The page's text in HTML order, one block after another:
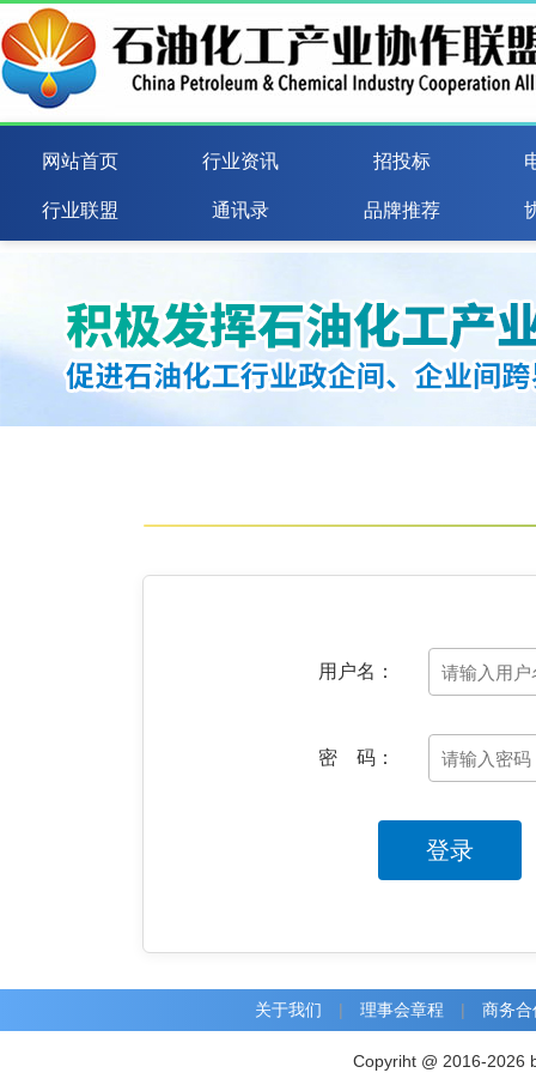
网站首页 行业资讯 招投标
行业联盟 通讯录 品牌推荐
用户名：
密 码：
登录
关于我们 | 理事会章程 | 商务合
Copyriht @ 2016-2026